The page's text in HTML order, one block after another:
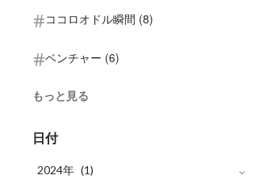
ココロオドル瞬間 (8)
ベンチャー (6)
もっと見る
日付
2024年 (1)